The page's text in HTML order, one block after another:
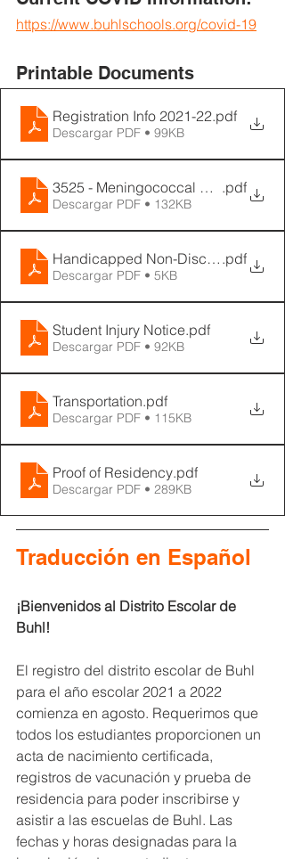
https://www.buhlschools.org/covid-19
Printable Documents
Registration Info 2021-22.pdf
Descargar PDF • 99KB
3525 - Meningococcal Requirements
.pdf
Descargar PDF • 132KB
Handicapped Non-Discrimination
.pdf
Descargar PDF • 5KB
Student Injury Notice.pdf
Descargar PDF • 92KB
Transportation.pdf
Descargar PDF • 115KB
Proof of Residency.pdf
Descargar PDF • 289KB
Traducción en Español
¡Bienvenidos al Distrito Escolar de
Buhl!
El registro del distrito escolar de Buhl
para el año escolar 2021 a 2022
comienza en agosto. Requerimos que
todos los estudiantes proporcionen un
acta de nacimiento certificada,
registros de vacunación y prueba de
residencia para poder inscribirse y
asistir a las escuelas de Buhl. Las
fechas y horas designadas para la